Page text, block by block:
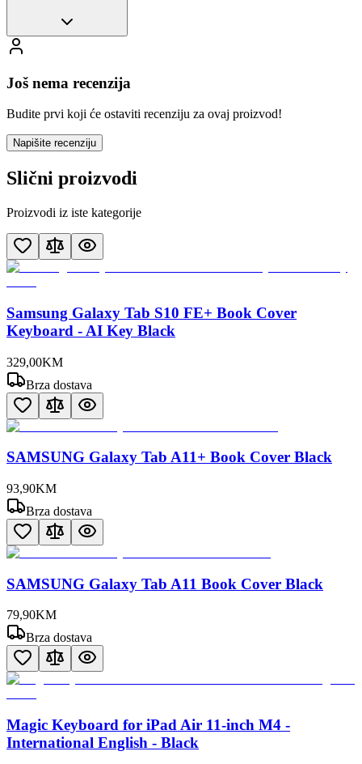
Još nema recenzija
Budite prvi koji će ostaviti recenziju za ovaj proizvod!
Napišite recenziju
Slični proizvodi
Proizvodi iz iste kategorije
Samsung Galaxy Tab S10 FE+ Book Cover
Keyboard - AI Key Black
329,00KM
Brza dostava
SAMSUNG Galaxy Tab A11+ Book Cover Black
93,90KM
Brza dostava
SAMSUNG Galaxy Tab A11 Book Cover Black
79,90KM
Brza dostava
Magic Keyboard for iPad Air 11-inch M4 -
International English - Black